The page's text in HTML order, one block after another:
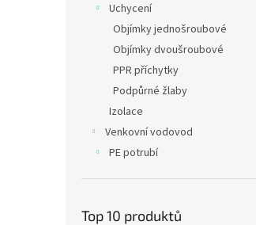
Uchycení
Objímky jednošroubové
Objímky dvoušroubové
PPR příchytky
Podpůrné žlaby
Izolace
Venkovní vodovod
PE potrubí
Top 10 produktů